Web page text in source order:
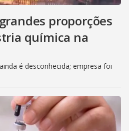
proporções
química na
é desconhecida; empresa foi